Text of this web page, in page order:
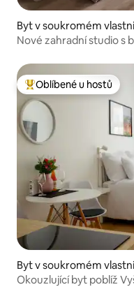
Byt v soukromém
Nové zahradní studio s
Nejlepší v kategorii
Oblíbené u hostů
Byt v soukromém
2
Okouzlující byt poblíž